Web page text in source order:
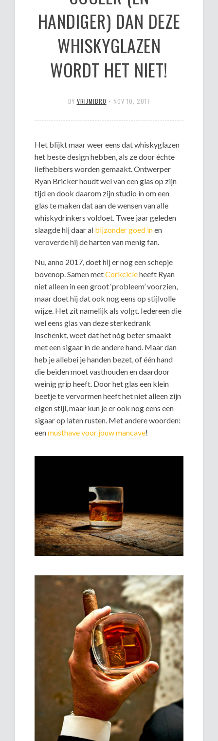
HANDIGER) DAN DEZE
WHISKYGLAZEN
WORDT HET NIET!
BY VRIJMIBRO • NOV 10, 2017
Het blijkt maar weer eens dat whiskyglazen
het beste design hebben, als ze door échte
liefhebbers worden gemaakt. Ontwerper
Ryan Bricker houdt wel van een glas op zijn
tijd en dook daarom zijn studio in om een
glas te maken dat aan de wensen van alle
whiskydrinkers voldoet. Twee jaar geleden
slaagde hij daar al bijzonder goed inen
veroverde hij de harten van menig fan.
Nu, anno 2017, doet hij er nog een schepje
bovenop. Samen metCorkcicleheeft Ryan
niet alleen in een groot ‘probleem’ voorzien,
maar doet hij dat ook nog eens op stijlvolle
wijze. Het zit namelijk als volgt. Iedereen die
wel eens glas van deze sterkedrank
inschenkt, weet dat het nóg beter smaakt
met een sigaar in de andere hand. Maar dan
heb je allebei je handen bezet, of één hand
die beiden moet vasthouden en daardoor
weinig grip heeft. Door het glas een klein
beetje te vervormen heeft het niet alleen zijn
eigen stijl, maar kun je er ook nog eens een
sigaar op laten rusten. Met andere woorden:
eenmusthave voor jouw mancave!